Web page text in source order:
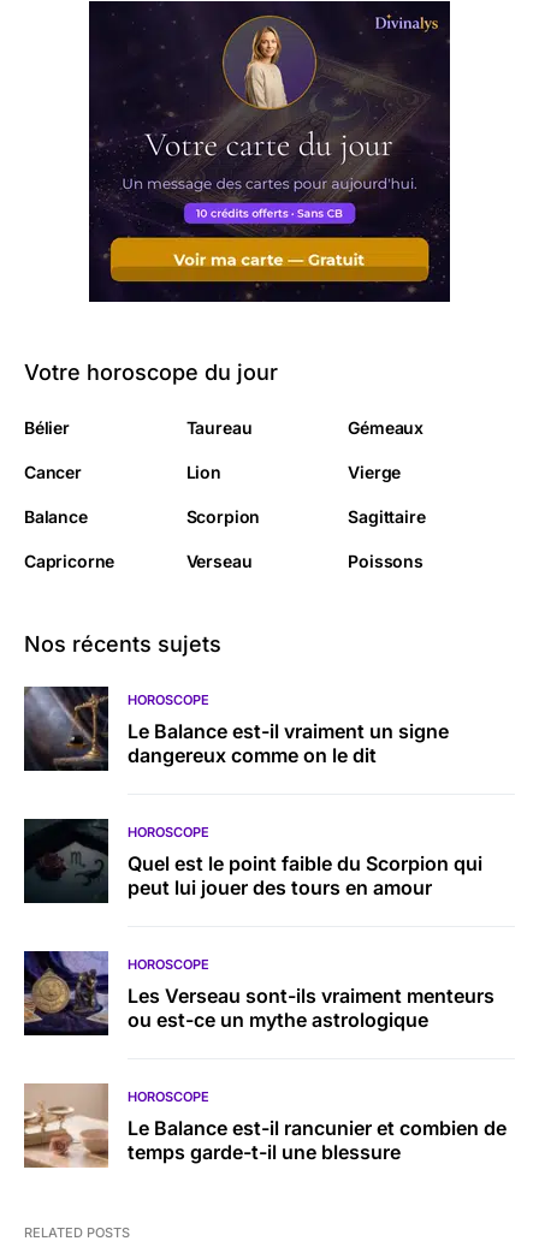
Votre horoscope du jour
Bélier Taureau Gémeaux
Cancer Lion Vierge
Balance Scorpion Sagittaire
Capricorne Verseau Poissons
Nos récents sujets
HOROSCOPE
Le Balance est-il vraiment un signe
dangereux comme on le dit
HOROSCOPE
Quel est le point faible du Scorpion qui
peut lui jouer des tours en amour
HOROSCOPE
Les Verseau sont-ils vraiment menteurs
ou est-ce un mythe astrologique
HOROSCOPE
Le Balance est-il rancunier et combien de
temps garde-t-il une blessure
RELATED POSTS